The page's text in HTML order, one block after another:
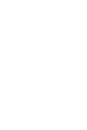
García, 66265